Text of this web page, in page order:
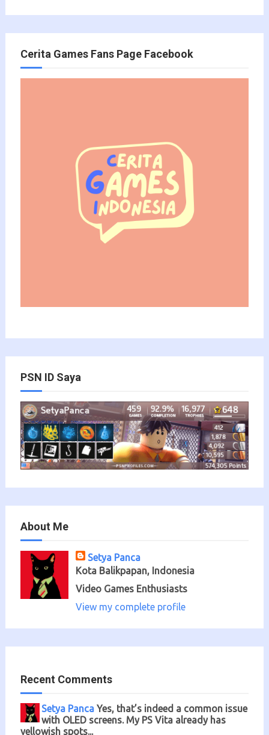
Cerita Games Fans Page Facebook
PSN ID Saya
About Me
Setya Panca
Kota Balikpapan, Indonesia
Video Games Enthusiasts
View my complete profile
Recent Comments
Setya Panca Yes, that’s indeed a common issue
with OLED screens. My PS Vita already has
yellowish spots...